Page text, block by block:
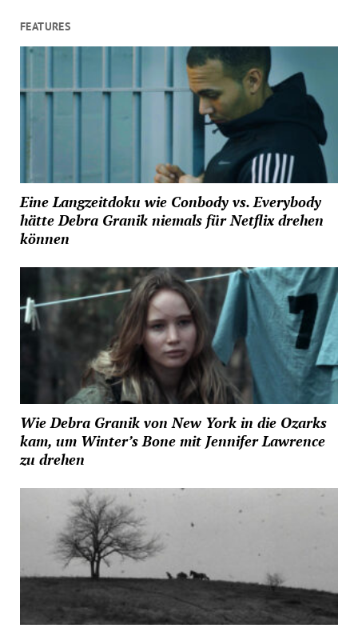
FEATURES
Eine Langzeitdoku wie Conbody vs. Everybody
hätte Debra Granik niemals für Netflix drehen
können
Wie Debra Granik von New York in die Ozarks
kam, um Winter’s Bone mit Jennifer Lawrence
zu drehen